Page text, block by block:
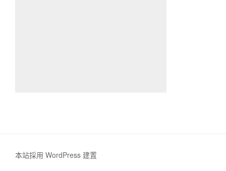
本站採用 WordPress 建置